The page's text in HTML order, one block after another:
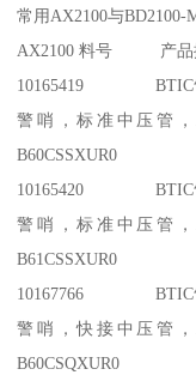
常用AX2100与BD2100-
AX2100 料号 产品
10165419 BTIC气瓶
警哨，标准中压管
B60CSSXUR0
10165420 BTIC气瓶
警哨，标准中压管
B61CSSXUR0
10167766 BTIC气瓶
警哨，快接中压管
B60CSQXUR0